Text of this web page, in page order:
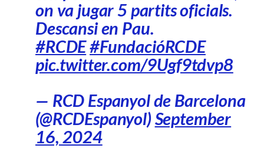
on va jugar 5 partits oficials.
Descansi en Pau.
#RCDE#FundacióRCDE
pic.twitter.com/9Ugf9tdvp8
— RCD Espanyol de Barcelona
(@RCDEspanyol)September
16, 2024